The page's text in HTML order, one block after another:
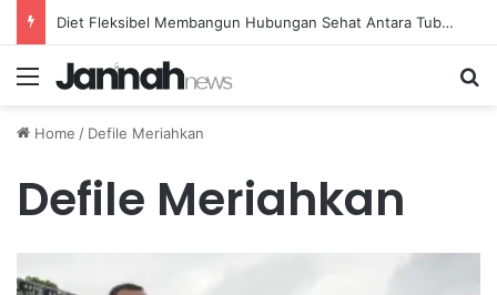
Diet Fleksibel Membangun Hubungan Sehat Antara Tubuh dan Makanan Sehari-hari
Menu
Home / Defile Meriahkan
Defile Meriahkan